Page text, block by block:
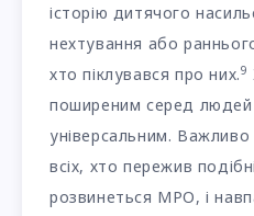
історію дитячого
нехтування або
хто піклувався про них.9
поширеним серед
універсальним.
всіх, хто пережив
розвинеться МРО, і